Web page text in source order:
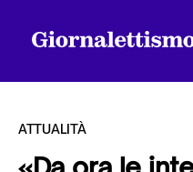
ATTUALITÀ